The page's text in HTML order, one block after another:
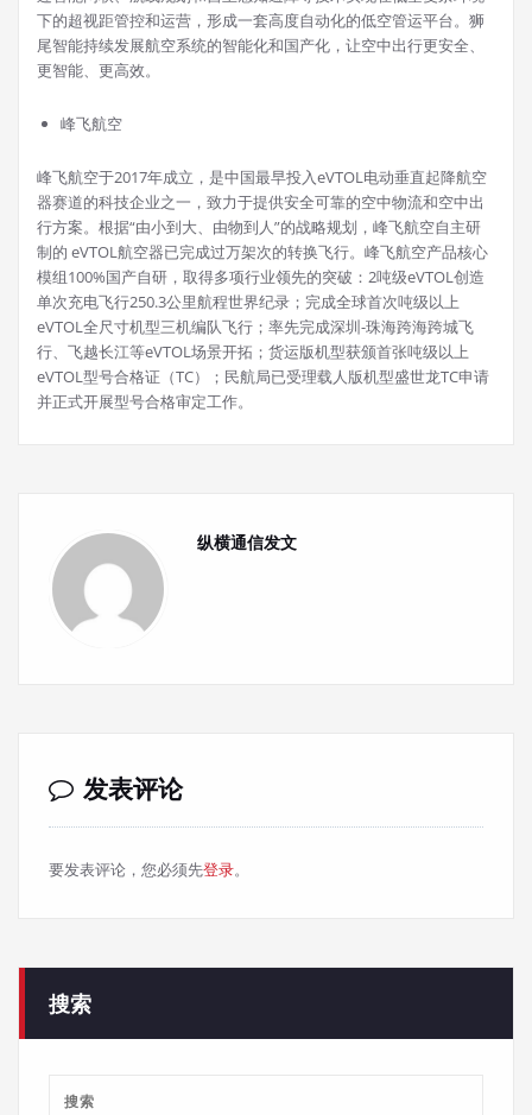
下的超视距管控和运营，形成一套高度自动化的低空管运平台。狮
尾智能持续发展航空系统的智能化和国产化，让空中出行更安全、
更智能、更高效。
峰飞航空
峰飞航空于2017年成立，是中国最早投入eVTOL电动垂直起降航空
器赛道的科技企业之一，致力于提供安全可靠的空中物流和空中出
行方案。根据“由小到大、由物到人”的战略规划，峰飞航空自主研
制的 eVTOL航空器已完成过万架次的转换飞行。峰飞航空产品核心
模组100%国产自研，取得多项行业领先的突破：2吨级eVTOL创造
单次充电飞行250.3公里航程世界纪录；完成全球首次吨级以上
eVTOL全尺寸机型三机编队飞行；率先完成深圳-珠海跨海跨城飞
行、飞越长江等eVTOL场景开拓；货运版机型获颁首张吨级以上
eVTOL型号合格证（TC）；民航局已受理载人版机型盛世龙TC申请
并正式开展型号合格审定工作。
纵横通信发文
发表评论
要发表评论，您必须先登录。
搜索